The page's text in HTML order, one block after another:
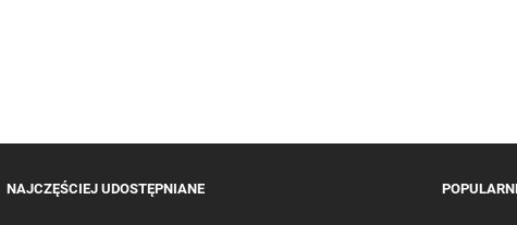
NAJCZĘŚCIEJ UDOSTĘPNIANE